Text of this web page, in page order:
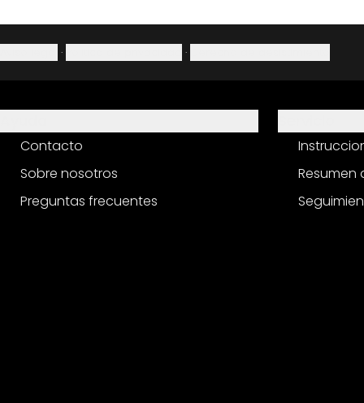
· ·
Contacto
Sobre nosotros
Preguntas frecuentes
Resumen